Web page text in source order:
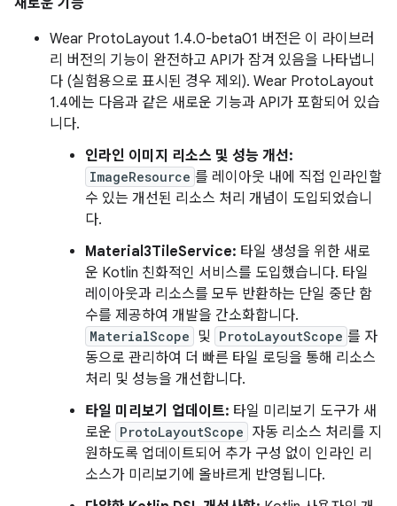
새로운 기능
Wear ProtoLayout 1.4.0-beta01 버전은 이 라이브러
리 버전의 기능이 완전하고 API가 잠겨 있음을 나타냅니
다 (실험용으로 표시된 경우 제외). Wear ProtoLayout
1.4에는 다음과 같은 새로운 기능과 API가 포함되어 있습
니다.
인라인 이미지 리소스 및 성능 개선:
ImageResource 를 레이아웃 내에 직접 인라인할
수 있는 개선된 리소스 처리 개념이 도입되었습니
다.
Material3TileService: 타일 생성을 위한 새로
운 Kotlin 친화적인 서비스를 도입했습니다. 타일
레이아웃과 리소스를 모두 반환하는 단일 중단 함
수를 제공하여 개발을 간소화합니다.
MaterialScope 및 ProtoLayoutScope 를 자
동으로 관리하여 더 빠른 타일 로딩을 통해 리소스
처리 및 성능을 개선합니다.
타일 미리보기 업데이트: 타일 미리보기 도구가 새
로운 ProtoLayoutScope 자동 리소스 처리를 지
원하도록 업데이트되어 추가 구성 없이 인라인 리
소스가 미리보기에 올바르게 반영됩니다.